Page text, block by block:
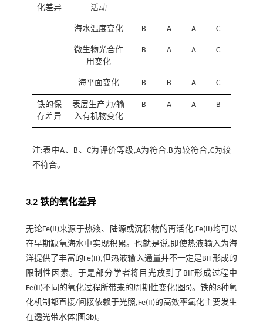
化差异
活动
海水温度变化 B A A C
微生物光合作
用变化
B A A C
海平面变化 B B A C
铁的保
存差异
表层生产力/输
入有机物变化
B A A B
注:表中A、B、C为评价等级,A为符合,B为较符合,C为较
不符合。
3.2 铁的氧化差异
无论Fe(II)来源于热液、陆源或沉积物的再活化,Fe(II)均可以
在早期缺氧海水中实现积累。也就是说,即使热液输入为海
洋提供了丰富的Fe(II),但热液输入通量并不一定是BIF形成的
限制性因素。于是部分学者将目光放到了BIF形成过程中
Fe(II)不同的氧化过程所带来的周期性变化(图5)。铁的3种氧
化机制都直接/间接依赖于光照,Fe(II)的高效率氧化主要发生
在透光带水体(图3b)。